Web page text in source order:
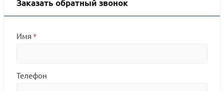
Заказать обратный звонок
Имя *
Телефон